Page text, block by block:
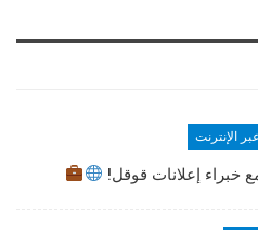
الإنترنت
خبراء إعلانات قوقل!